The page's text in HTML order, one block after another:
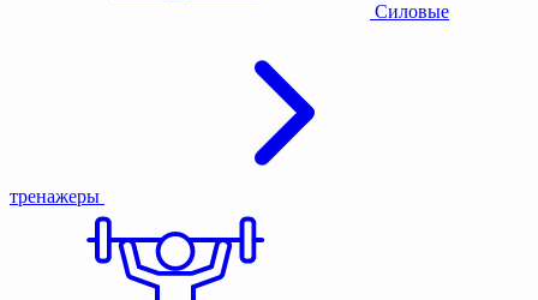
Силовые
тренажеры